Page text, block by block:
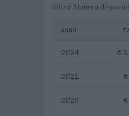
Ultimi 3 bilanci
ANNO
2024 €
2021
2020